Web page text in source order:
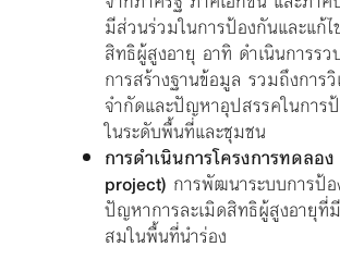
มีส่วนร่วมในการป้องกันและแก้ไ
สิทธิผู้สูงอายุ อาทิ ดำเนินการร
การสร้างฐานข้อมูล รวมถึงการวิ
จำกัดและปัญหาอุปสรรคในการ
ในระดับพื้นที่และชุมชน
การดำเนินการโครงการทดลอ
project) การพัฒนาระบบการป้อ
ปัญหาการละเมิดสิทธิผู้สูงอายุที่
สมในพื้นที่นำร่อง